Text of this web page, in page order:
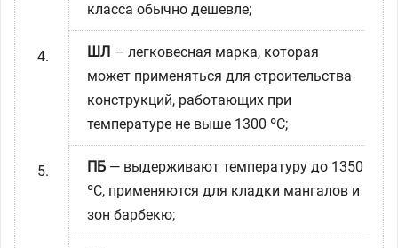
класса обычно дешевле;
ШЛ — легковесная марка, которая
может применяться для строительства
конструкций, работающих при
температуре не выше 1300 ºC;
ПБ — выдерживают температуру до 1350
ºC, применяются для кладки мангалов и
зон барбекю;